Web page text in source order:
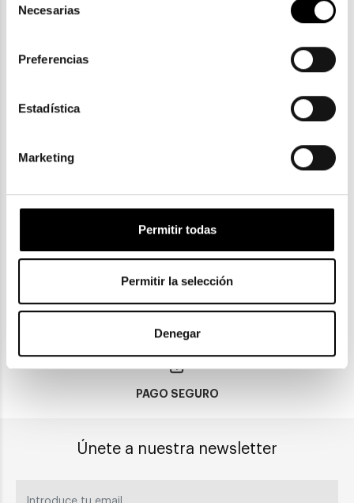
la política de privacidad en el siguiente
. Consulta
Necesarias
Preferencias
Estadística
Marketing
Permitir todas
Permitir la selección
Denegar
OAKLEY FROGSKINS LITE OO 9374 937402
ENVIOS Y DEVOLUCIONES
Gratuitas a partir de 30€
CLICK & COLLECT
Recogida en tienda
PAGO SEGURO
Únete a nuestra newsletter